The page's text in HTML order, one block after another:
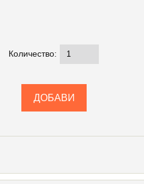
Количество: